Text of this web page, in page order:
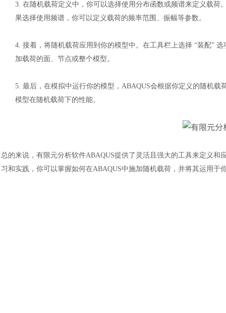
3. 在随机载荷定义中，你可以选择使用分布函数或频谱来定义载
果选择使用频谱，你可以定义载荷的频率范围、振幅等参数。
4. 接着，将随机载荷应用到你的模型中。在工具栏上选择 “装配”
加载荷的面、节点或整个模型。
5. 最后，在模拟中运行你的模型， ABAQUS会根据你定义的随机载
模型在随机载荷下的性能。
总的来说， 有限元分析软件ABAQUS提供了灵活且强大的工具来定义和
习和实践，你可以掌握如何在ABAQUS中施加随机载荷，并将其运用于